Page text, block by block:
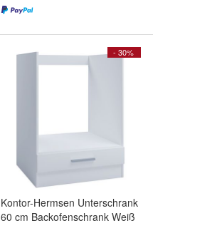
- 30%
Kontor-Hermsen Unterschrank
60 cm Backofenschrank Weiß